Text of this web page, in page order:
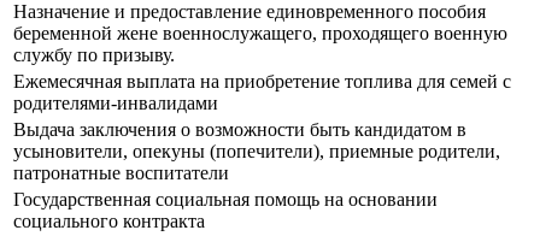
Назначение и предоставление единовременного пособия
беременной жене военнослужащего, проходящего военную
службу по призыву.
Ежемесячная выплата на приобретение топлива для семей с
родителями-инвалидами
Выдача заключения о возможности быть кандидатом в
усыновители, опекуны (попечители), приемные родители,
патронатные воспитатели
Государственная социальная помощь на основании
социального контракта